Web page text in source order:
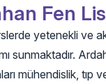
Fen
yetenekli ve
sunmaktadır.
mühendislik, tıp